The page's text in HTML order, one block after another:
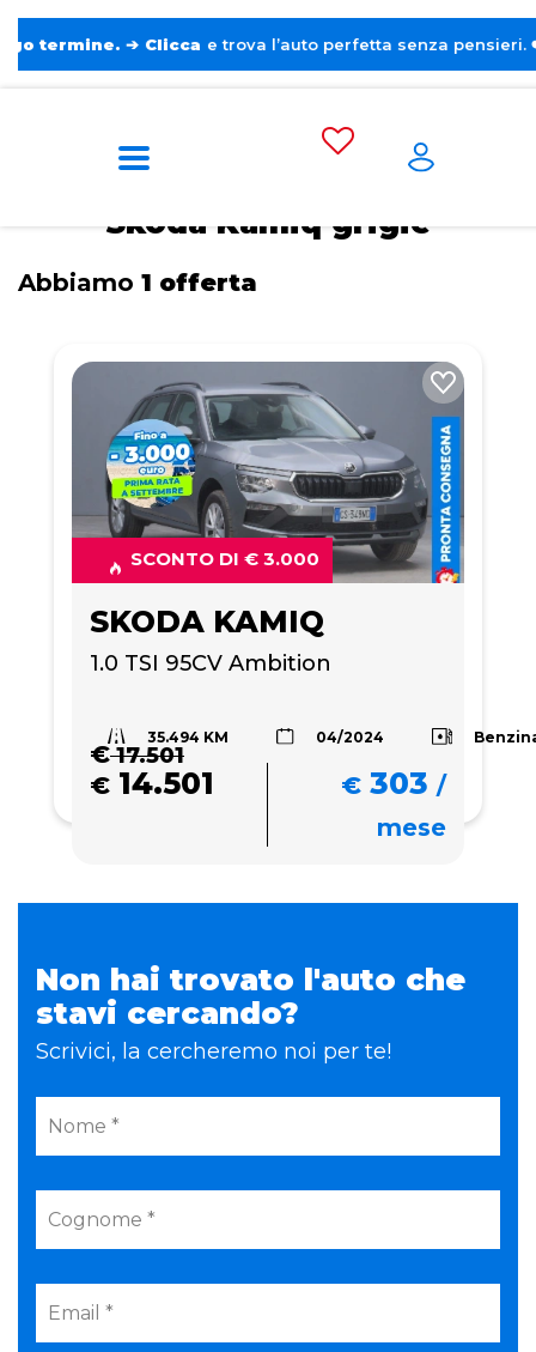
➔ Clicca e trova l’auto perfetta senza pensieri. ❤️
Kamiq
Skoda Kamiq grigie
Abbiamo 1 offerta
SCONTO DI € 3.000
SKODA KAMIQ
1.0 TSI 95CV Ambition
35.494 KM 04/2024
€17.501
€ 14.501 € 303 /
mese
Non hai trovato l'auto che
stavi cercando?
Scrivici, la cercheremo noi per te!